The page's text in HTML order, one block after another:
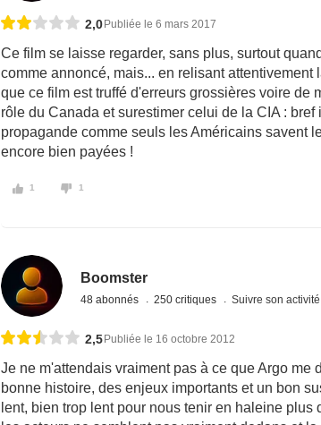
2,0 Publiée le 6 mars 2017
Ce film se laisse regarder, sans plus, surtout
comme annoncé, mais... en relisant
que ce film est truffé d'erreurs grossières voire de
rôle du Canada et surestimer celui de la CIA :
propagande comme seuls les Américains savent
encore bien payées !
1 1
Boomster
48 abonnés 250 critiques Suivre son activité
2,5 Publiée le 16 octobre 2012
Je ne m'attendais vraiment pas à ce que Argo me
bonne histoire, des enjeux importants et un bon
lent, bien trop lent pour nous tenir en haleine